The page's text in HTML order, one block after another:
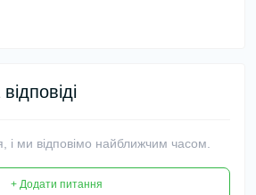
і ми відповімо найближчим часом.
+ Додати питання